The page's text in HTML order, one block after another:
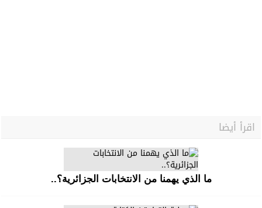
اقرأ أيضا
ما‭ ‬الذي‭ ‬يهمنا‭ ‬من‭ ‬الانتخابات‭ ‬الجزائرية؟‮..‬